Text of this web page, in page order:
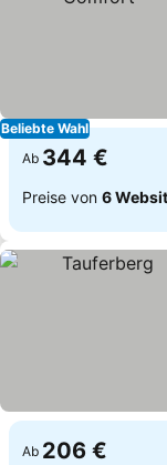
Beliebte Wahl
Ab 344 €
Preise von 6
Ab 206 €